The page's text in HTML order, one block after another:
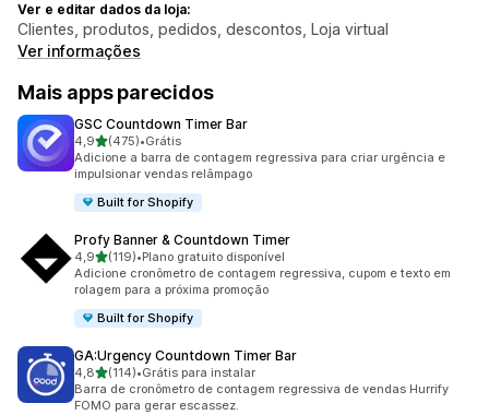
Ver e editar dados da loja:
Clientes, produtos, pedidos, descontos, Loja virtual
Ver informações
Mais apps parecidos
GSC Countdown Timer Bar
4,9de 5 estrelas
(475)
475 avaliações ao todo
•Grátis
Adicione a barra de contagem regressiva para criar urgência e
impulsionar vendas relâmpago
Built for Shopify
Profy Banner & Countdown Timer
4,9de 5 estrelas
(119)
119 avaliações ao todo
•Plano gratuito disponível
Adicione cronômetro de contagem regressiva, cupom e texto em
rolagem para a próxima promoção
Built for Shopify
GA:Urgency Countdown Timer Bar
4,8de 5 estrelas
(114)
114 avaliações ao todo
•Grátis para instalar
Barra de cronômetro de contagem regressiva de vendas Hurrify
FOMO para gerar escassez.